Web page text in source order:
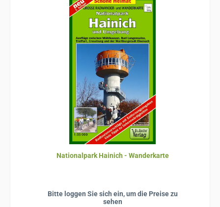
Nationalpark Hainich - Wanderkarte
Bitte loggen Sie sich ein, um die Preise zu
sehen